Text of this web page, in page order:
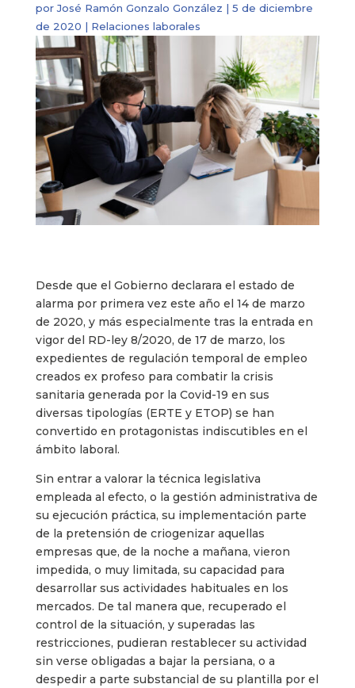
porJosé Ramón Gonzalo González | 5 de diciembre
de 2020 | Relaciones laborales
Desde que el Gobierno declarara el estado de
alarma por primera vez este año el 14 de marzo
de 2020, y más especialmente tras la entrada en
vigor del RD-ley 8/2020, de 17 de marzo, los
expedientes de regulación temporal de empleo
creados ex profeso para combatir la crisis
sanitaria generada por la Covid-19 en sus
diversas tipologías (ERTE y ETOP) se han
convertido en protagonistas indiscutibles en el
ámbito laboral.
Sin entrar a valorar la técnica legislativa
empleada al efecto, o la gestión administrativa de
su ejecución práctica, su implementación parte
de la pretensión de criogenizar aquellas
empresas que, de la noche a mañana, vieron
impedida, o muy limitada, su capacidad para
desarrollar sus actividades habituales en los
mercados. De tal manera que, recuperado el
control de la situación, y superadas las
restricciones, pudieran restablecer su actividad
sin verse obligadas a bajar la persiana, o a
despedir a parte substancial de su plantilla por el